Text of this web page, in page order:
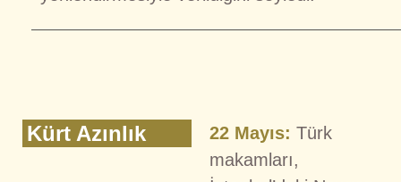
Kürt Azınlık 22 Mayıs: Türk
makamları,